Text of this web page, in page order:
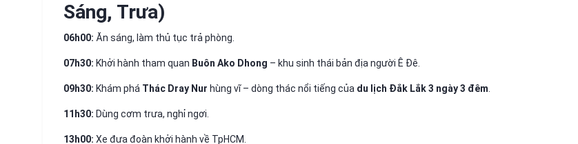
Sáng, Trưa)
06h00: Ăn sáng, làm thủ tục trả phòng.
07h30: Khởi hành tham quan Buôn Ako Dhong – khu sinh thái bản địa người Ê Đê.
09h30: Khám phá Thác Dray Nur hùng vĩ – dòng thác nổi tiếng của du lịch Đắk Lắk 3 ngày 3 đêm.
11h30: Dùng cơm trưa, nghỉ ngơi.
13h00: Xe đưa đoàn khởi hành về TpHCM.